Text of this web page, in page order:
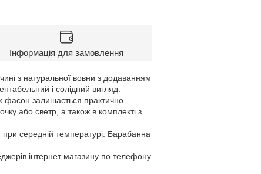
Інформація для замовлення
з натуральної вовни з додаванням
і солідний вигляд.
фасон залишається практично
або светр, а також в комплекті з
середній температурі. Барабанна
інтернет магазину по телефону